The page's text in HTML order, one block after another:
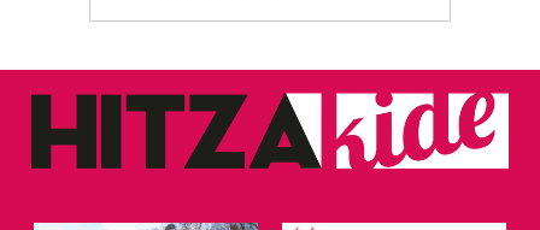
zerbitzuak hobetzeko asmoz, cookie teknologiaz